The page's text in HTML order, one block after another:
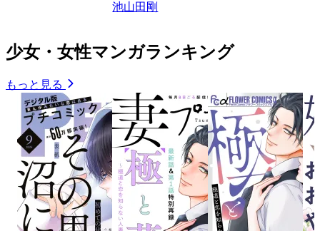
池山田剛
少女・女性マンガランキング
もっと見る